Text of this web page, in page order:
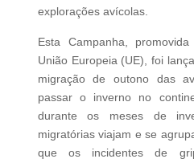
explorações avícolas.
Esta Campanha,
União Europeia (UE), foi
migração de outono das
passar o inverno no
durante os meses de
migratórias viajam e se
que os incidentes de